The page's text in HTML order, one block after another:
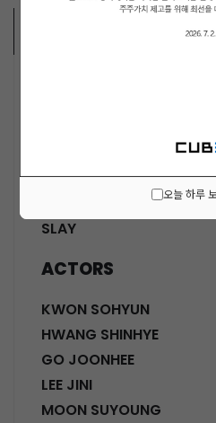
오늘 하루
LIGHTSUM
SLAY
ACTORS
KWON SOHYUN
HWANG SHINHYE
GO JOONHEE
LEE JINI
MOON SUYOUNG